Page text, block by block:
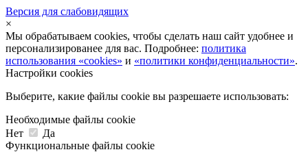
Версия для слабовидящих
×
Мы обрабатываем cookies, чтобы сделать наш сайт удобнее и
персонализированее для вас. Подробнее: политика
использования «cookies» и «политики конфиденциальности».
Настройки cookies
Выберите, какие файлы cookie вы разрешаете использовать:
Необходимые файлы cookie
Нет
Да
Функциональные файлы cookie